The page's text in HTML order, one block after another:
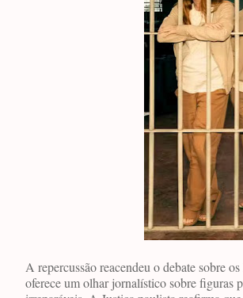
A repercussão reacendeu o debate sobre
oferece um olhar jornalístico sobre figuras